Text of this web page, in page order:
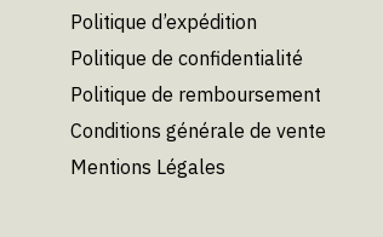
Politique d’expédition
Politique de confidentialité
Politique de remboursement
Conditions générale de vente
Mentions Légales